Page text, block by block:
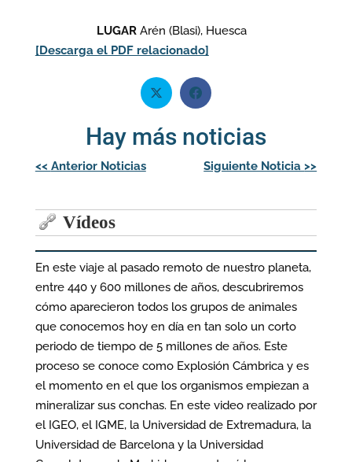
LUGAR Arén (Blasi), Huesca
[Descarga el PDF relacionado]
Hay más noticias
Navegación
de
<< Anterior Noticias Siguiente Noticia >>
Vídeos
En este viaje al pasado remoto de nuestro planeta,
entre 440 y 600 millones de años, descubriremos
cómo aparecieron todos los grupos de animales
que conocemos hoy en día en tan solo un corto
periodo de tiempo de 5 millones de años. Este
proceso se conoce como Explosión Cámbrica y es
el momento en el que los organismos empiezan a
mineralizar sus conchas. En este video realizado por
el IGEO, el IGME, la Universidad de Extremadura, la
Universidad de Barcelona y la Universidad